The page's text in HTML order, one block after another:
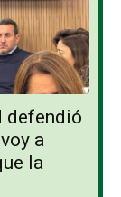
defendió
a
la